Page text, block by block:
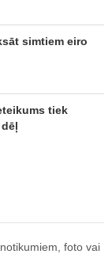
simtiem eiro
tiek
foto vai